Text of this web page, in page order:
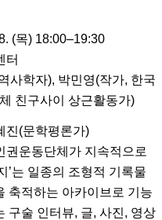
(목) 18:00–19:30
터
사학자), 박민영(작가, 한국
친구사이 상근활동가)
진(문학평론가)
권운동단체가 지속적으로
’는 일종의 조형적 기록물
축적하는 아카이브로 기능
구술 인터뷰, 글, 사진, 영상